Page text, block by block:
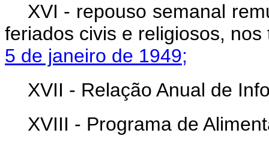
XVI - repouso semanal
feriados civis e religiosos,
5 de janeiro de 1949;
XVII - Relação Anual de
XVIII - Programa de